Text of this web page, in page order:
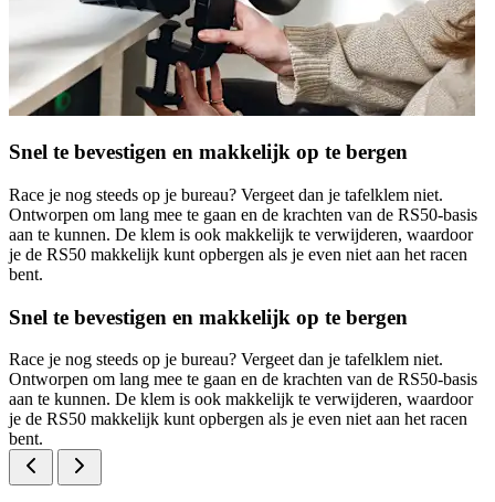
Snel te bevestigen en makkelijk op te bergen
Race je nog steeds op je bureau? Vergeet dan je tafelklem niet.
Ontworpen om lang mee te gaan en de krachten van de RS50-basis
aan te kunnen. De klem is ook makkelijk te verwijderen, waardoor
je de RS50 makkelijk kunt opbergen als je even niet aan het racen
bent.
Snel te bevestigen en makkelijk op te bergen
Race je nog steeds op je bureau? Vergeet dan je tafelklem niet.
Ontworpen om lang mee te gaan en de krachten van de RS50-basis
aan te kunnen. De klem is ook makkelijk te verwijderen, waardoor
je de RS50 makkelijk kunt opbergen als je even niet aan het racen
bent.